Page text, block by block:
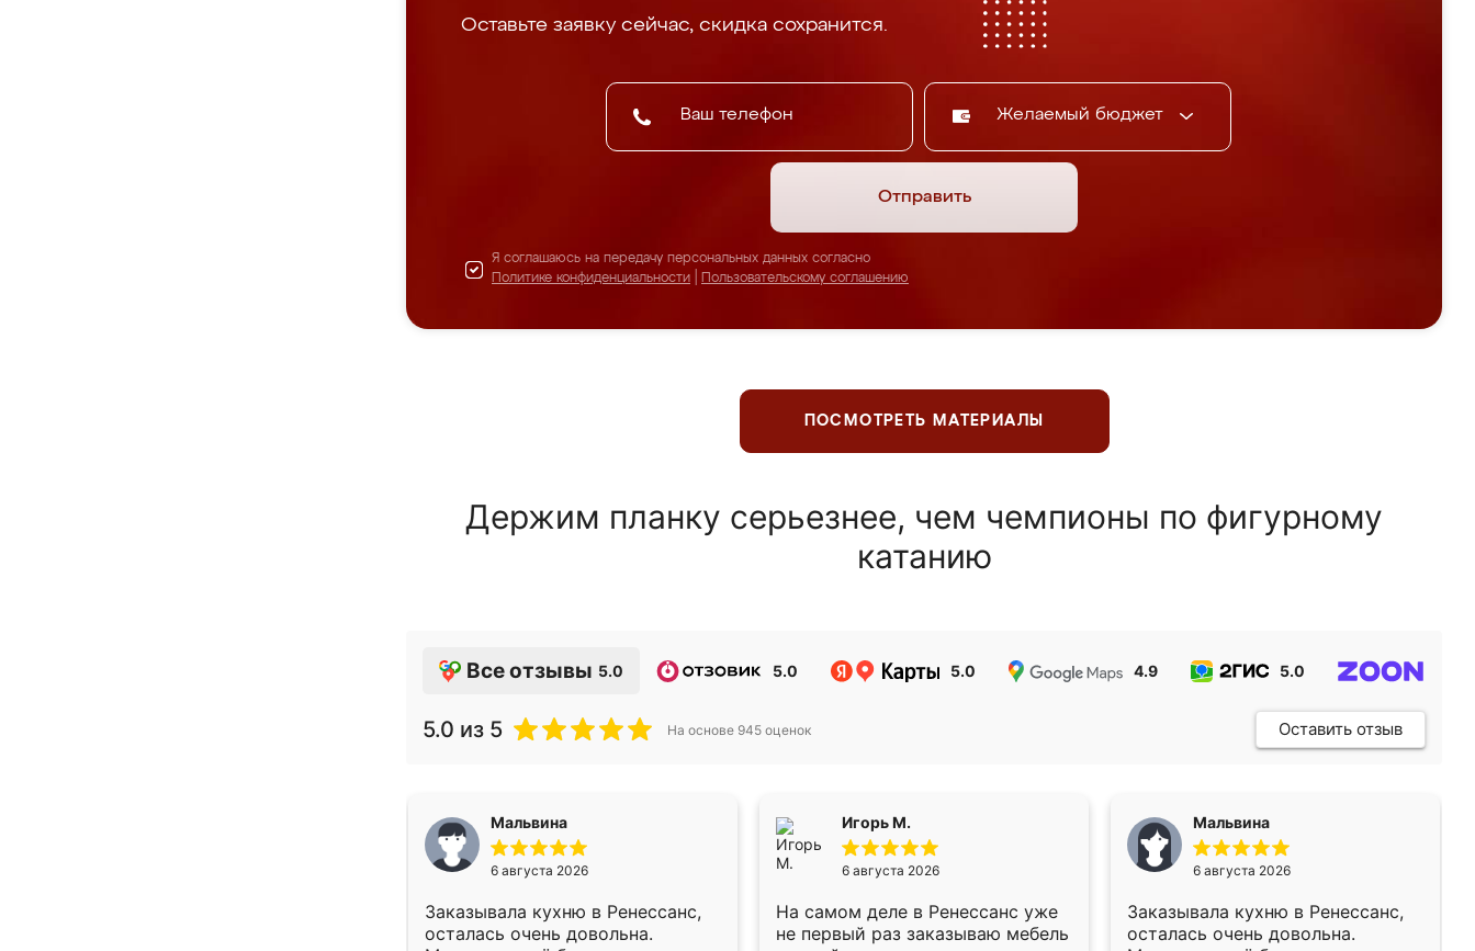
Оставьте заявку сейчас, скидка сохранится.
Желаемый бюджет
Отправить
Я соглашаюсь на передачу персональных данных согласно
Политике конфиденциальности
Пользовательскому соглашению
ПОСМОТРЕТЬ МАТЕРИАЛЫ
Держим планку серьезнее, чем чемпионы по фигурному
катанию
Все отзывы 5.0 5.0 5.0 4.9 5.0
5.0 из 5 На основе 945 оценок Оставить отзыв
Мальвина
6 августа 2026
Заказывала кухню в Ренессанс,
осталась очень довольна.
Игорь М.
6 августа 2026
На самом деле в Ренессанс уже
не первый раз заказываю мебель
Мальвина
6 августа 2026
Заказывала кухню в Ренессанс,
осталась очень довольна.